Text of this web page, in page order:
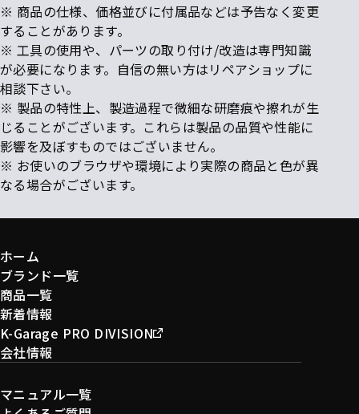
※ 商品の仕様、価格並びに付属品などは予告なく変更
することがあります。
※ 工具の使用や、パーツの取り付け/改造は専門知識
が必要になります。自信の無い方はリペアショップに
相談下さい。
※ 製品の特性上、製造過程で微細な研磨痕や擦れが生
じることがございます。これらは製品の品質や性能に
影響を及ぼすものではございません。
※ お使いのブラウザや環境により実際の商品と色が異
なる場合がございます。
ホーム
ブランド一覧
商品一覧
新着情報
K-Garage PRO DIVISION
会社情報
マニュアル一覧